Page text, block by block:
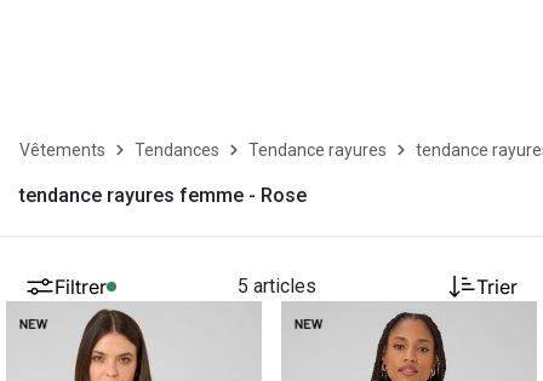
Vêtements Tendances Tendance rayures tendance
tendance rayures femme - Rose
Filtrer 5 articles Trier